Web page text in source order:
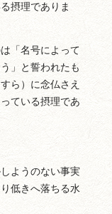
摂理でありま
「名号によって
」と誓われたも
ら）に念仏さえ
ている摂理であ
ようのない事実
低きへ落ちる水